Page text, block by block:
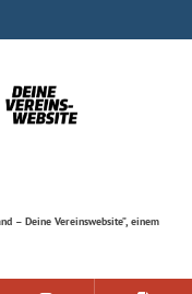
– Deine Vereinswebsite”, einem